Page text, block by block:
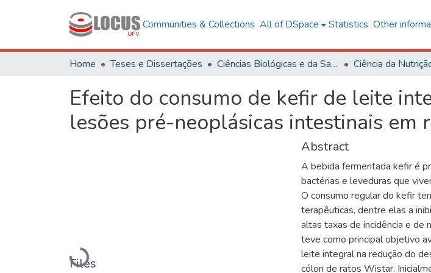
Communities & Collections All of DSpace Statistics Other
Home Teses e Dissertações Ciências Biológicas e da Saúde Ciência da
Efeito do consumo de kefir de leite
lesões pré-neoplásicas intestinais em
Files
Abstract
A bebida fermentada kefir é
bactérias e leveduras que
O consumo regular do kefir
terapêuticas, dentre elas a
altas taxas de incidência e de
teve como principal objetivo
leite integral na redução do
cólon de ratos Wistar.